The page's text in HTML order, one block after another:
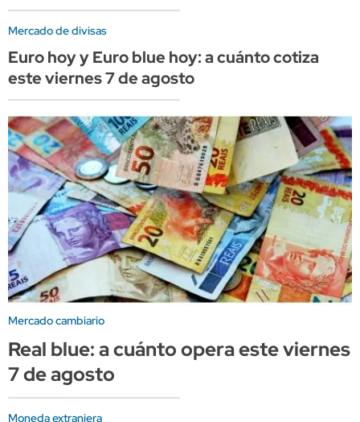
Mercado de divisas
Euro hoy y Euro blue hoy: a cuánto cotiza
este viernes 7 de agosto
Mercado cambiario
Real blue: a cuánto opera este viernes
7 de agosto
Moneda extranjera